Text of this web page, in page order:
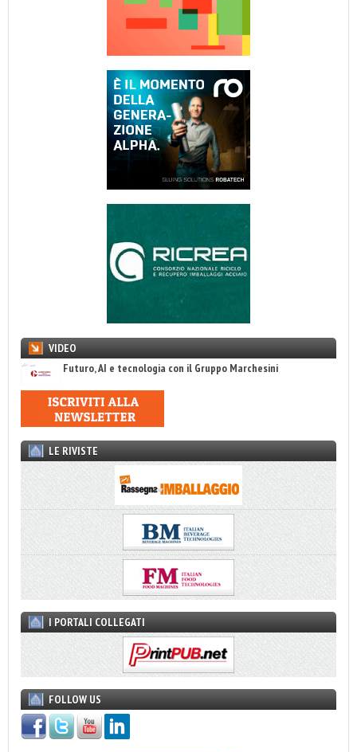
VIDEO
Futuro, AI e tecnologia con il Gruppo Marchesini
LE RIVISTE
I PORTALI COLLEGATI
FOLLOW US